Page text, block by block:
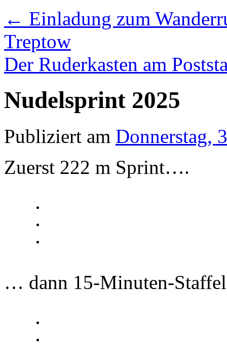
← Einladung zum
Treptow
Der Ruderkasten am
Nudelsprint 2025
Publiziert am Donnerstag,
Zuerst 222 m Sprint….
… dann 15-Minuten-